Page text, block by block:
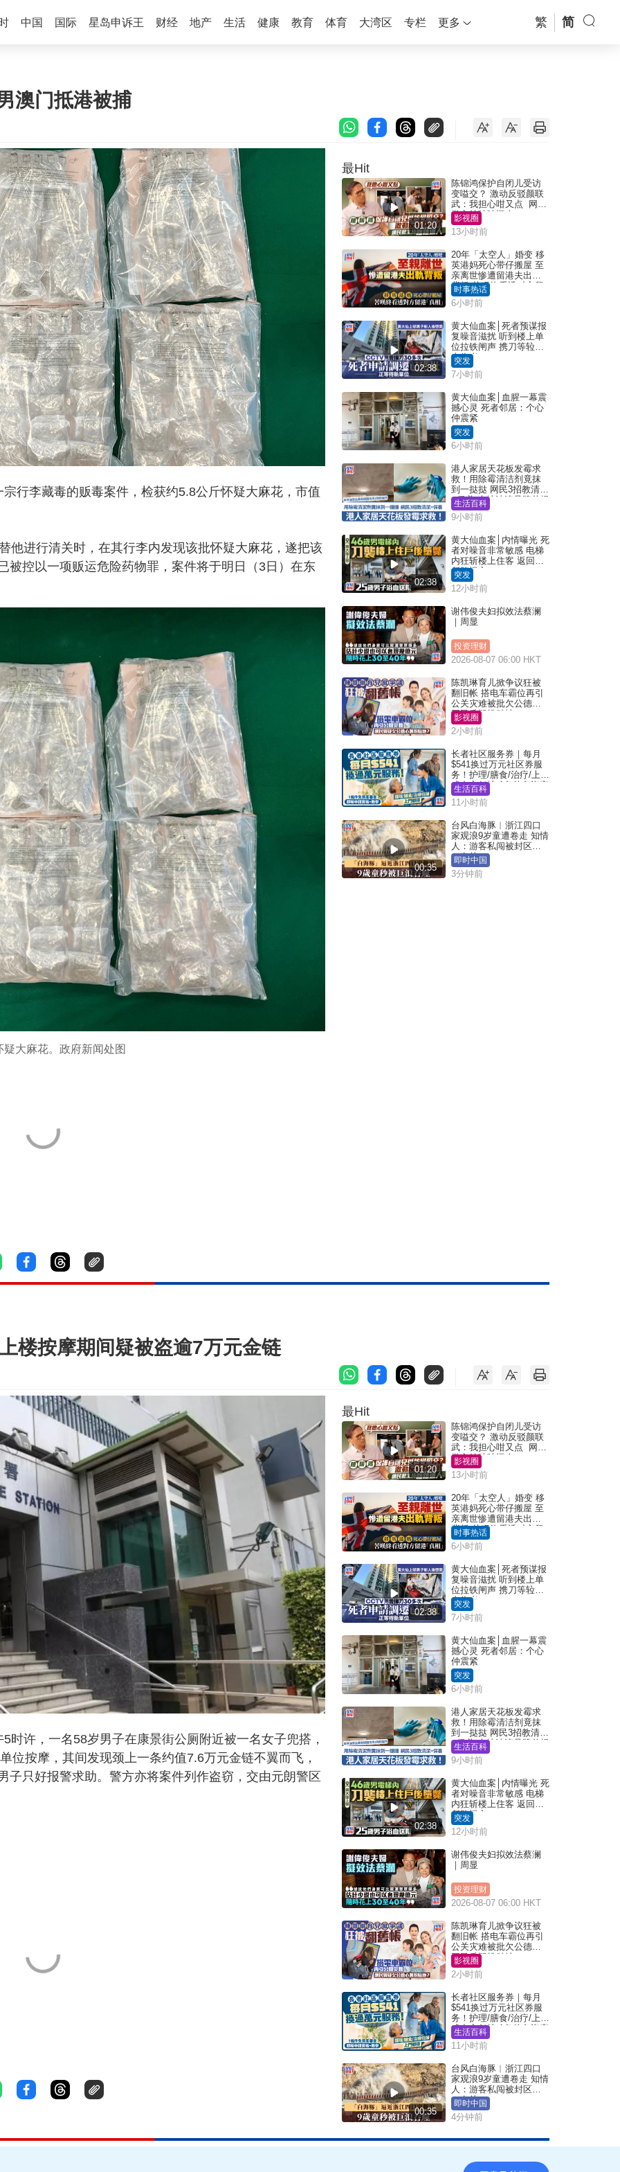
中国 国际 星岛申诉王 财经 地产 生活 健康 教育 体育 大湾区 专栏 更多 繁 简
澳门抵港被捕
行李藏毒的贩毒案件，检获约5.8公斤怀疑大麻花，市值
他进行清关时，在其行李内发现该批怀疑大麻花，遂把该
被控以一项贩运危险药物罪，案件将于明日（3日）在东
疑大麻花。政府新闻处图
最Hit
01:20
陈锦鸿保护自闭儿受访
变嗌交？ 激动反驳颜联
武：我担心咁又点 网民
批主持咄咄逼人
影视圈
13小时前
20年「太空人」婚变 移
英港妈死心带仔搬屋 至
亲离世惨遭留港夫出轨
背叛 苦叹终看透对方留
港「真相」｜Juicy叮
时事热话
6小时前
02:38
黄大仙血案│死者预谋报
复噪音滋扰 听到楼上单
位拉铁闸声 携刀等䢂伏
击伤者
突发
7小时前
黄大仙血案│血腥一幕震
撼心灵 死者邻居：个心
仲震紧
突发
6小时前
港人家居天花板发霉求
救！用除霉清洁剂竟抹
到一挞挞 网民3招教清洁
+保养 本地油漆品牌曾提
醒勿用1物防变色
生活百科
9小时前
02:38
黄大仙血案│内情曝光 死
者对噪音非常敏感 电梯
内狂斩楼上住客 返回住
所堕楼亡
突发
12小时前
谢伟俊夫妇拟效法蔡澜
｜周显
投资理财
2026-08-07 06:00 HKT
陈凯琳育儿掀争议狂被
翻旧帐 搭电车霸位再引
公关灾难被批欠公德心
网民质疑扮贴地？
影视圈
2小时前
长者社区服务券｜每月
$541换过万元社区券服
务！护理/膳食/治疗/上门
或中心任拣 1条件免资产
审查（附申请资格及教
学）
生活百科
11小时前
00:35
台风白海豚︱浙江四口
家观浪9岁童遭卷走 知情
人：游客私闯被封区域
︱有片
即时中国
3分钟前
楼按摩期间疑被盗逾7万元金链
时许，一名58岁男子在康景街公厕附近被一名女子兜搭，
位按摩，其间发现颈上一条约值7.6万元金链不翼而飞，
子只好报警求助。警方亦将案件列作盗窃，交由元朗警区
最Hit
01:20
陈锦鸿保护自闭儿受访
变嗌交？ 激动反驳颜联
武：我担心咁又点 网民
批主持咄咄逼人
影视圈
13小时前
20年「太空人」婚变 移
英港妈死心带仔搬屋 至
亲离世惨遭留港夫出轨
背叛 苦叹终看透对方留
港「真相」｜Juicy叮
时事热话
6小时前
02:38
黄大仙血案│死者预谋报
复噪音滋扰 听到楼上单
位拉铁闸声 携刀等䢂伏
击伤者
突发
7小时前
黄大仙血案│血腥一幕震
撼心灵 死者邻居：个心
仲震紧
突发
6小时前
港人家居天花板发霉求
救！用除霉清洁剂竟抹
到一挞挞 网民3招教清洁
+保养 本地油漆品牌曾提
醒勿用1物防变色
生活百科
9小时前
02:38
黄大仙血案│内情曝光 死
者对噪音非常敏感 电梯
内狂斩楼上住客 返回住
所堕楼亡
突发
12小时前
谢伟俊夫妇拟效法蔡澜
｜周显
投资理财
2026-08-07 06:00 HKT
陈凯琳育儿掀争议狂被
翻旧帐 搭电车霸位再引
公关灾难被批欠公德心
网民质疑扮贴地？
影视圈
2小时前
长者社区服务券｜每月
$541换过万元社区券服
务！护理/膳食/治疗/上门
或中心任拣 1条件免资产
审查（附申请资格及教
学）
生活百科
11小时前
00:35
台风白海豚︱浙江四口
家观浪9岁童遭卷走 知情
人：游客私闯被封区域
︱有片
即时中国
4分钟前